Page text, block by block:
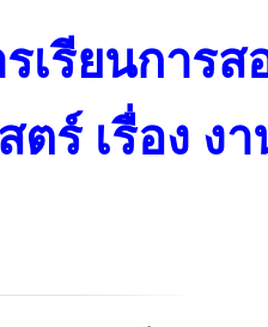
เรียนการ
ตร์ เรื่อง ง